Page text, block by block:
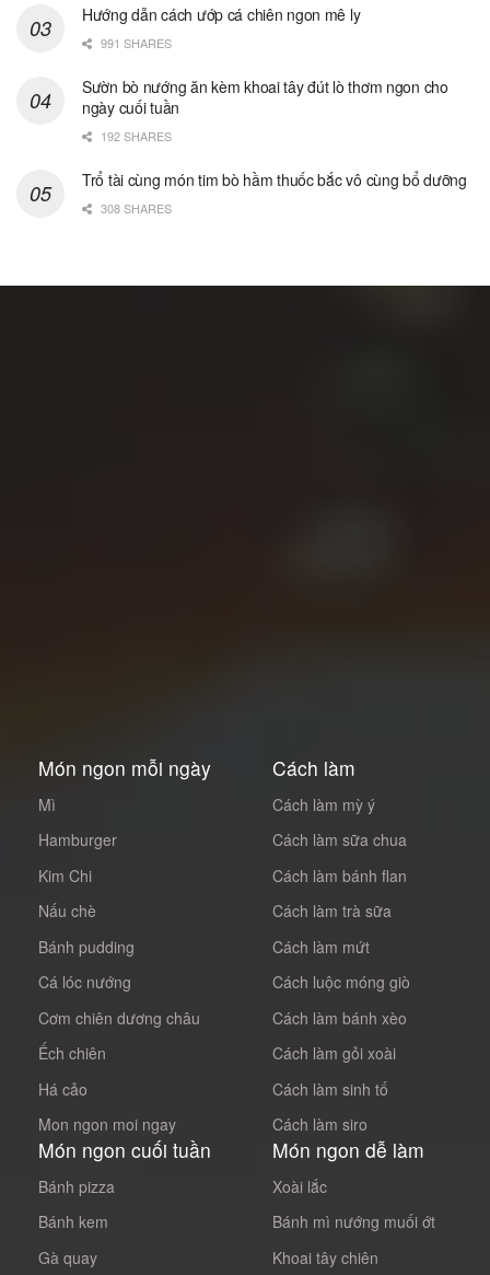
Hướng dẫn cách ướp cá chiên ngon mê ly
991 SHARES
Sườn bò nướng ăn kèm khoai tây đút lò thơm ngon cho
ngày cuối tuần
192 SHARES
Trổ tài cùng món tim bò hầm thuốc bắc vô cùng bổ dưỡng
308 SHARES
Món ngon mỗi ngày
Mì
Hamburger
Kim Chi
Nấu chè
Bánh pudding
Cá lóc nướng
Cơm chiên dương châu
Ếch chiên
Há cảo
Mon ngon moi ngay
Cách làm
Cách làm mỳ ý
Cách làm sữa chua
Cách làm bánh flan
Cách làm trà sữa
Cách làm mứt
Cách luộc móng giò
Cách làm bánh xèo
Cách làm gỏi xoài
Cách làm sinh tố
Cách làm siro
Món ngon cuối tuần
Bánh pizza
Bánh kem
Gà quay
Món ngon dễ làm
Xoài lắc
Bánh mì nướng muối ớt
Khoai tây chiên